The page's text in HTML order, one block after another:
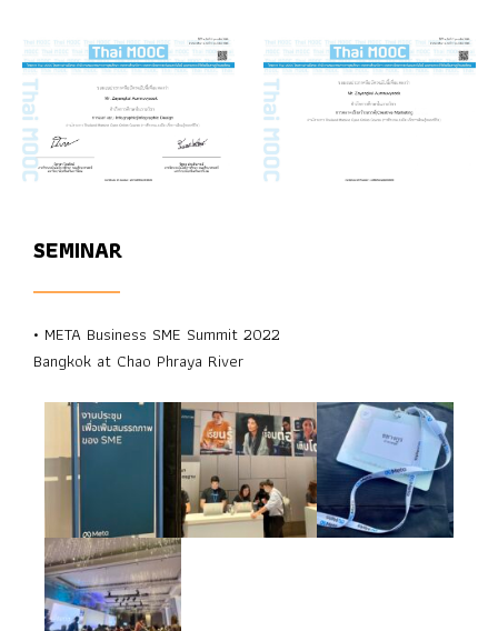
SEMINAR
• META Business SME Summit 2022
Bangkok at Chao Phraya River